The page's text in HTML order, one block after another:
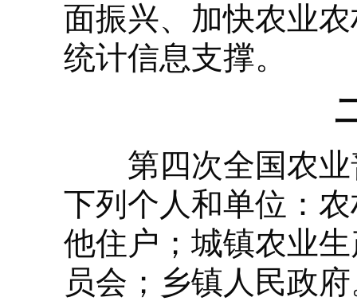
面振兴、加快农业
统计信息支撑。
第四次全国农业
下列个人和单位：
他住户；城镇农业
员会；乡镇人民政